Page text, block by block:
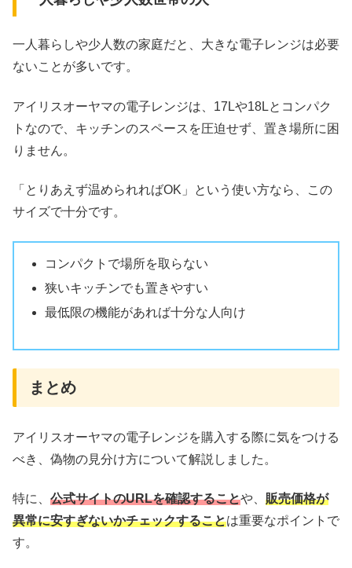
一人暮らしや少人数の家庭だと、大きな電子レンジは必要
ないことが多いです。
アイリスオーヤマの電子レンジは、17Lや18Lとコンパク
トなので、キッチンのスペースを圧迫せず、置き場所に困
りません。
「とりあえず温められればOK」という使い方なら、この
サイズで十分です。
コンパクトで場所を取らない
狭いキッチンでも置きやすい
最低限の機能があれば十分な人向け
まとめ
アイリスオーヤマの電子レンジを購入する際に気をつける
べき、偽物の見分け方について解説しました。
特に、 公式サイトのURLを確認することや、 販売価格が
異常に安すぎないかチェックすることは重要なポイントで
す。